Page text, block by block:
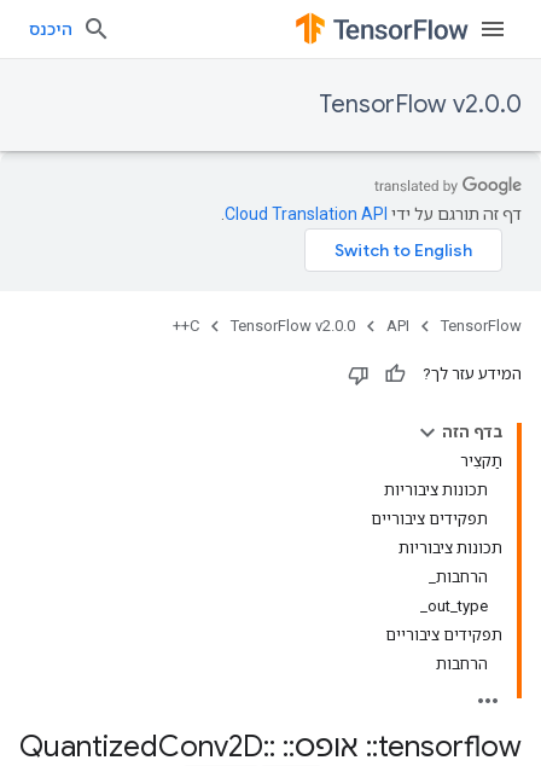
היכנס
TensorFlow v2.0.0
דף זה תורגם על ידי Cloud Translation API
TensorFlow
API
TensorFlow v2.0.0
C++
המידע עזר לך?
בדף הזה
תַקצִיר
תכונות ציבוריות
תפקידים ציבוריים
תכונות ציבוריות
הרחבות_
out_type_
תפקידים ציבוריים
הרחבות
tensorflow
:: אופס::
Conv2D::